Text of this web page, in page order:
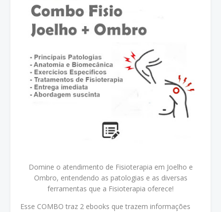
Domine o atendimento de Fisioterapia em Joelho e
Ombro, entendendo as patologias e as diversas
ferramentas que a Fisioterapia oferece!
Esse COMBO traz 2 ebooks que trazem informações